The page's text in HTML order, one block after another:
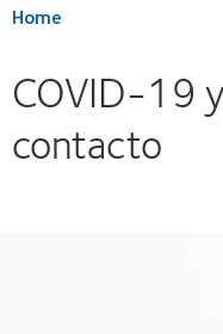
Home
COVID-19
contacto